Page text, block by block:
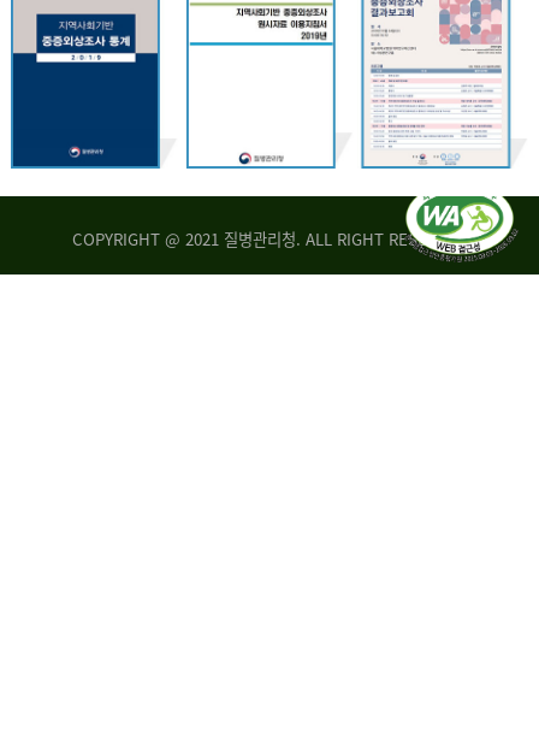
COPYRIGHT @ 2021 질병관리청. ALL RIGHT RESERVED